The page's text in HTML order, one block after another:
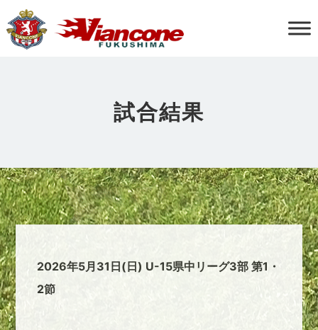
試合結果
2026年5月31日(日) U-15県中リーグ3部 第1・
2節